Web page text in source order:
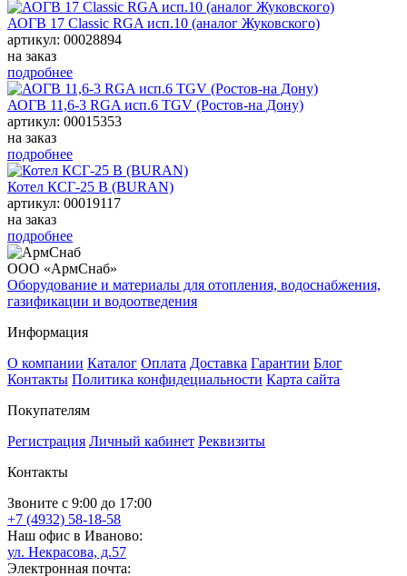
АОГВ 17 Classic RGA исп.10 (аналог Жуковского)
артикул: 00028894
на заказ
подробнее
АОГВ 11,6-3 RGA исп.6 TGV (Ростов-на Дону)
артикул: 00015353
на заказ
подробнее
Котел КСГ-25 В (BURAN)
артикул: 00019117
на заказ
подробнее
ООО «АрмСнаб»
Оборудование и материалы для отопления, водоснабжения,
газификации и водоотведения
Информация
О компании Каталог Оплата Доставка Гарантии Блог
Контакты Политика конфидециальности Карта сайта
Покупателям
Регистрация Личный кабинет Реквизиты
Контакты
Звоните с 9:00 до 17:00
+7 (4932) 58-18-58
Наш офис в Иваново:
ул. Некрасова, д.57
Электронная почта: